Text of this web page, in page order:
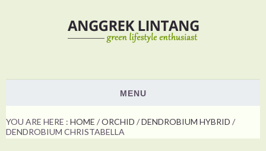
MENU
PLANTS
YOU ARE HERE : HOME /ORCHID /DENDROBIUM HYBRID /
DENDROBIUM CHRISTABELLA